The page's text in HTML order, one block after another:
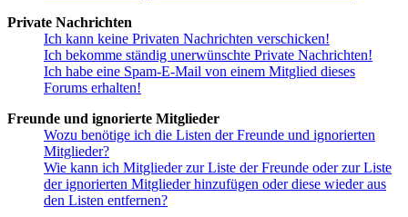
Private Nachrichten
Ich kann keine Privaten Nachrichten verschicken!
Ich bekomme ständig unerwünschte Private Nachrichten!
Ich habe eine Spam-E-Mail von einem Mitglied dieses
Forums erhalten!
Freunde und ignorierte Mitglieder
Wozu benötige ich die Listen der Freunde und ignorierten
Mitglieder?
Wie kann ich Mitglieder zur Liste der Freunde oder zur Liste
der ignorierten Mitglieder hinzufügen oder diese wieder aus
den Listen entfernen?